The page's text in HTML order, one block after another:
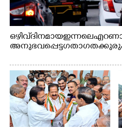
ഒഴിവ് ദിനമായ ഇന്നലെ
അനുഭവപ്പെട്ട